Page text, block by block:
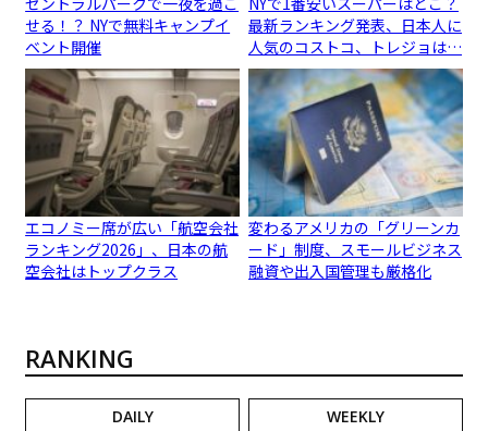
せる！？ NYで無料キャンプイ
ベント開催
最新ランキング発表、日本人に
人気のコストコ、トレジョは…
エコノミー席が広い「航空会社
ランキング2026」、日本の航
空会社はトップクラス
変わるアメリカの「グリーンカ
ード」制度、スモールビジネス
融資や出入国管理も厳格化
RANKING
DAILY WEEKLY